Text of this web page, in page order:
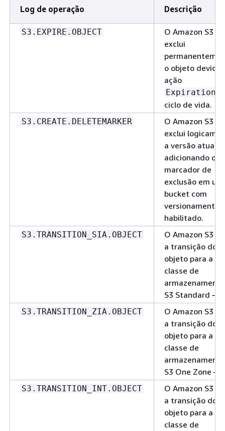
Log de operação Descrição
S3.EXPIRE.OBJECT
O Amazon S3
exclui
o objeto devido
ação
Expiration
ciclo de vida.
S3.CREATE.DELETEMARKER
O Amazon S3
exclui
a versão atual
adicionando o
marcador de
exclusão em um
bucket com
versionamento
habilitado.
S3.TRANSITION_SIA.OBJECT
O Amazon S3
a transição do
objeto para a
classe de
armazenamento
S3 Standard –
S3.TRANSITION_ZIA.OBJECT
O Amazon S3
a transição do
objeto para a
classe de
armazenamento
S3 One Zone –
S3.TRANSITION_INT.OBJECT
O Amazon S3
a transição do
objeto para a
classe de